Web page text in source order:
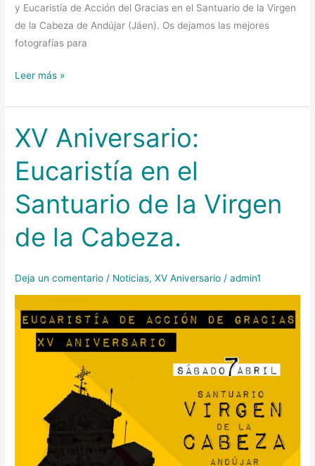
y Eucaristía de Acción del Gracias en el Santuario de la Virgen
de la Cabeza de Andújar (Jáen). Os dejamos las mejores
fotografías para
Leer más »
XV Aniversario:
Eucaristía en el
Santuario de la Virgen
de la Cabeza.
Deja un comentario / Noticias,XV Aniversario /admin1
XV
Aniversario:
Eucaristía
en
el
Santuario
de
Cabeza.